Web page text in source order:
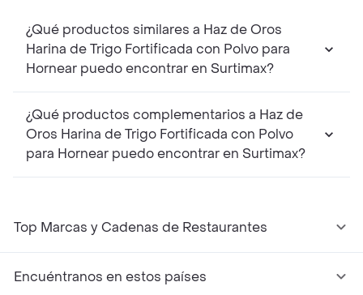
¿Qué productos similares a Haz de Oros
Harina de Trigo Fortificada con Polvo para
Hornear puedo encontrar en Surtimax?
¿Qué productos complementarios a Haz de
Oros Harina de Trigo Fortificada con Polvo
para Hornear puedo encontrar en Surtimax?
Top Marcas y Cadenas de Restaurantes
Encuéntranos en estos países